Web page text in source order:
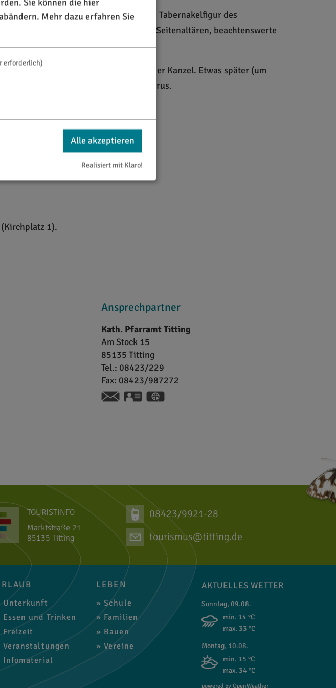
Weihnachtszeit aufgestellte schöne Tabernakelfigur des
und der hl. Walburga auf den Seitenaltären, beachtenswerte
Seitenaltar und eines Abtes links der Kanzel. Etwas später (um
aufgestellte – kleine Figur des hl. Petrus.
1).
Ansprechpartner
Kath. Pfarramt Titting
Am Stock 15
85135 Titting
Tel.: 08423/229
Fax: 08423/987272
vCard
TOURISTINFO
Marktstraße 21
85135 Titting
08423/9921-28
tourismus@titting.de
Unterkunft
Essen und Trinken
Freizeit
Veranstaltungen
Infomaterial
LEBEN
Schule
Familien
Bauen
Vereine
AKTUELLES WETTER
Sonntag, 09.08.
min. 14 °C
max. 33 °C
Montag, 10.08.
min. 15 °C
max. 34 °C
powered by OpenWeather
Mehr dazu erfahren Sie
erforderlich)
Alle akzeptieren
Realisiert mit Klaro!